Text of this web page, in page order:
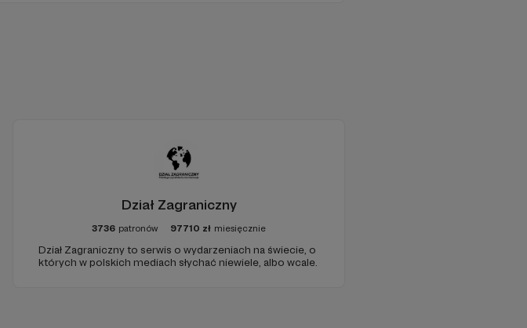
Dział Zagraniczny
3736 patronów 97710 zł miesięcznie
Dział Zagraniczny to serwis o wydarzeniach na świecie, o
których w polskich mediach słychać niewiele, albo wcale.